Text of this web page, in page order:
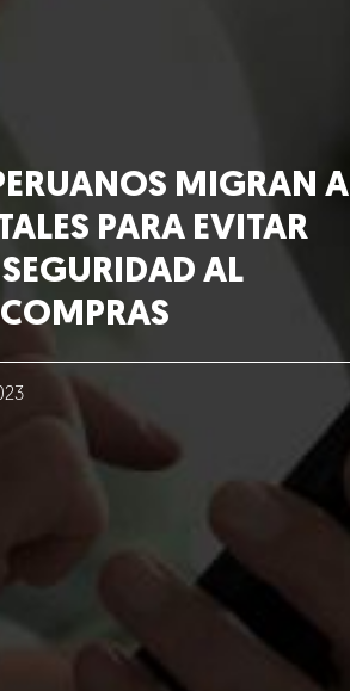
MIGRAN A
PARA EVITAR
AL